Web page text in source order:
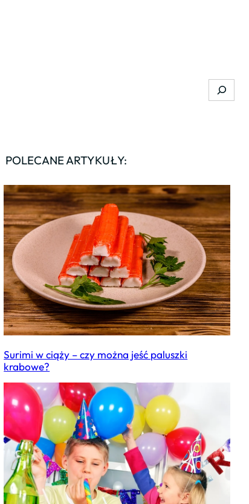
Search
POLECANE ARTYKUŁY:
Surimi w ciąży – czy można jeść paluszki
krabowe?